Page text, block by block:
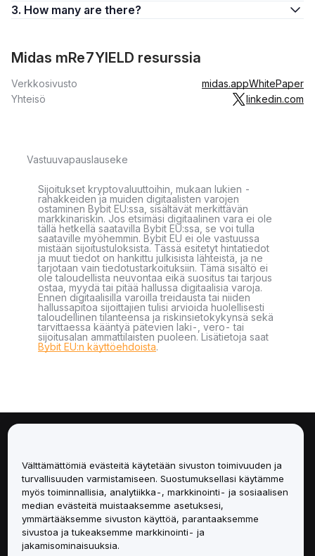
3. How many are there?
Midas mRe7YIELD resurssia
Verkkosivusto midas.appWhitePaper
Yhteisö
linkedin.com
Vastuuvapauslauseke
Sijoitukset kryptovaluuttoihin, mukaan lukien -
rahakkeiden ja muiden digitaalisten varojen
ostaminen Bybit EU:ssa, sisältävät merkittävän
markkinariskin. Jos etsimäsi digitaalinen vara ei ole
tällä hetkellä saatavilla Bybit EU:ssa, se voi tulla
saataville myöhemmin. Bybit EU ei ole vastuussa
mistään sijoitustuloksista. Tässä esitetyt hintatiedot
ja muut tiedot on hankittu julkisista lähteistä, ja ne
tarjotaan vain tiedotustarkoituksiin. Tämä sisältö ei
ole taloudellista neuvontaa eikä suositus tai tarjous
ostaa, myydä tai pitää hallussa digitaalisia varoja.
Ennen digitaalisilla varoilla treidausta tai niiden
hallussapitoa sijoittajien tulisi arvioida huolellisesti
taloudellinen tilanteensa ja riskinsietokykynsä sekä
tarvittaessa kääntyä pätevien laki-, vero- tai
sijoitusalan ammattilaisten puoleen. Lisätietoja saat
Bybit EU:n käyttöehdoista.
Palvelut
Tuki
Tuotteet
Välttämättömiä evästeitä käytetään sivuston toimivuuden ja
turvallisuuden varmistamiseen. Suostumuksellasi käytämme
myös toiminnallisia, analytiikka-, markkinointi- ja sosiaalisen
median evästeitä muistaaksemme asetuksesi,
ymmärtääksemme sivuston käyttöä, parantaaksemme
sivustoa ja tukeaksemme markkinointi- ja
jakamisominaisuuksia.